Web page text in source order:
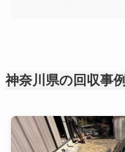
神奈川県の回収事例